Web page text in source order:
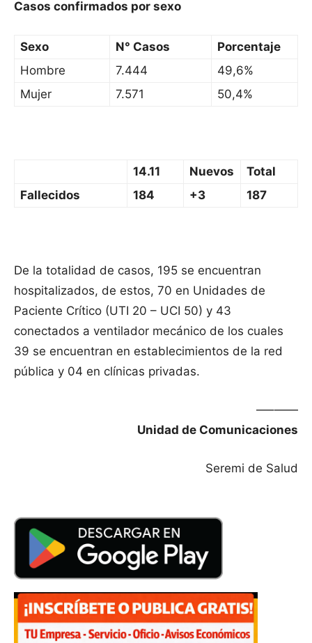
Casos confirmados por sexo
Sexo N° Casos
Porcentaje
Hombre
7.444
49,6%
Mujer
7.571 50,4%
14.11 Nuevos
Total
Fallecidos
184 +3 187
De la totalidad de casos, 195 se encuentran
hospitalizados, de estos, 70 en Unidades de
Paciente Crítico (UTI 20 – UCI 50) y 43
conectados a ventilador mecánico de los cuales
39 se encuentran en establecimientos de la red
pública y 04 en clínicas privadas.
—–——
Unidad de Comunicaciones
Seremi de Salud